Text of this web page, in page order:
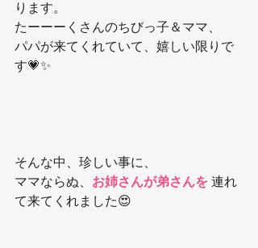
ります。
たーーーくさんのちびっ子＆ママ、
パパが来てくれていて、嬉しい限りで
す💗✨
そんな中、珍しい事に、
ママならぬ、 お姉さんが弟さんを 連れ
て来てくれました😍